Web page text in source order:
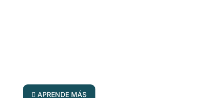
APRENDE MÁS